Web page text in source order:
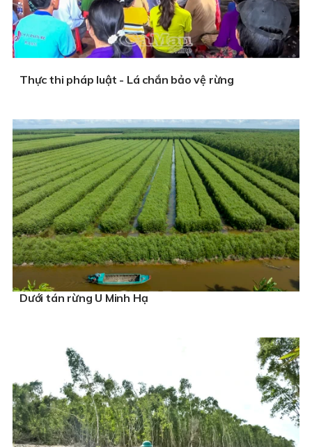
Thực thi pháp luật - Lá chắn bảo vệ rừng
Dưới tán rừng U Minh Hạ